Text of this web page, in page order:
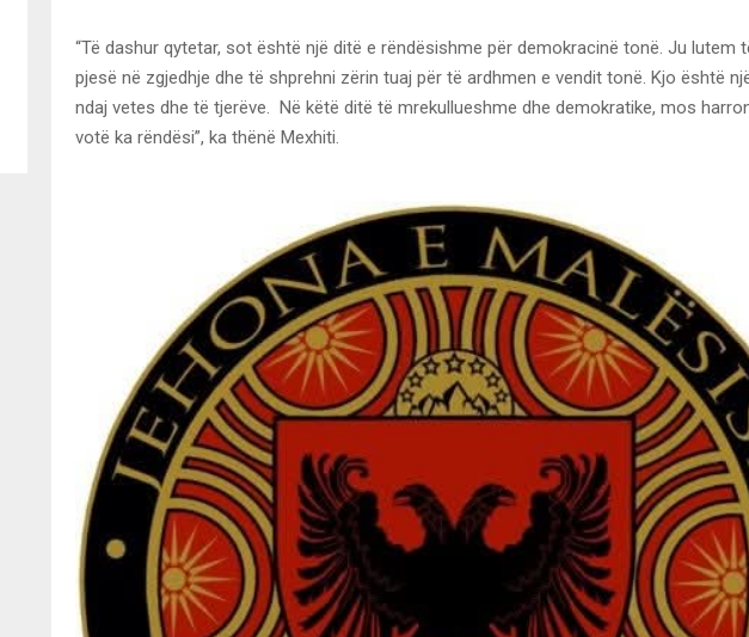
“Të dashur qytetar, sot është një ditë e rëndësishme për demokracinë tonë. Ju lutem
pjesë në zgjedhje dhe të shprehni zërin tuaj për të ardhmen e vendit tonë. Kjo është
ndaj vetes dhe të tjerëve. Në këtë ditë të mrekullueshme dhe demokratike, mos
votë ka rëndësi”, ka thënë Mexhiti.